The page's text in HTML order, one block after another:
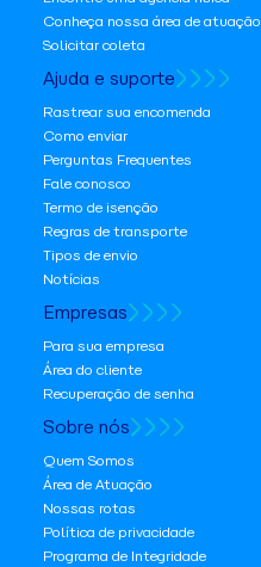
Conheça nossa área de atuação
Solicitar coleta
Ajuda e suporte
Rastrear sua encomenda
Como enviar
Perguntas Frequentes
Fale conosco
Termo de isenção
Regras de transporte
Tipos de envio
Notícias
Empresas
Para sua empresa
Área do cliente
Recuperação de senha
Sobre nós
Quem Somos
Área de Atuação
Nossas rotas
Política de privacidade
Programa de Integridade